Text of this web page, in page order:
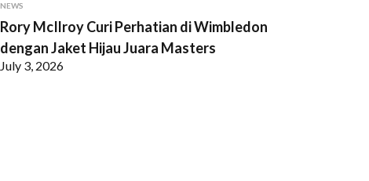
NEWS
Rory McIlroy Curi Perhatian di Wimbledon
dengan Jaket Hijau Juara Masters
July 3, 2026